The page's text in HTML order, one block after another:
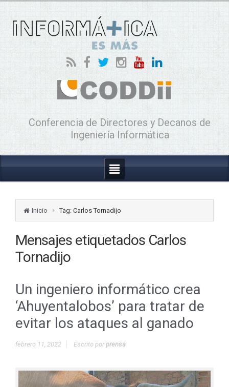
Conferencia de Directores y Decanos de
Ingeniería Informática
Inicio Tag: Carlos Tornadijo
Mensajes etiquetados Carlos
Tornadijo
Un ingeniero informático crea
‘Ahuyentalobos’ para tratar de
evitar los ataques al ganado
febrero 11, 2022 Escrito porprensa